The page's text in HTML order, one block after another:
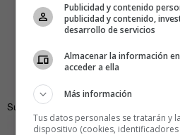
Suma los vértices que tienes en cada
Publicidad y contenido
publicidad y contenido,
desarrollo de servicios
Almacenar la información
acceder a ella
Más información
Tus datos personales se tratarán y
dispositivo (cookies,